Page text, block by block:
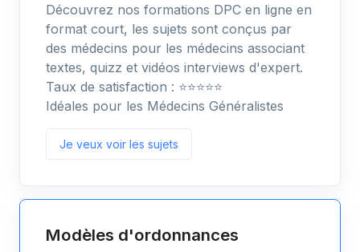
Découvrez nos formations DPC en ligne en
format court, les sujets sont conçus par
des médecins pour les médecins associant
textes, quizz et vidéos interviews d'expert.
Taux de satisfaction : ⭐️⭐️⭐️⭐️⭐️
Idéales pour les Médecins Généralistes
Je veux voir les sujets
Modèles d'ordonnances